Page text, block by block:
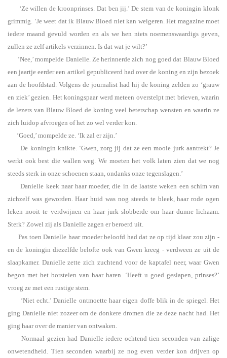
‘Ze willen de kroonprinses. Dat ben jij.’ De stem van de koningin klonk
grimmig. ‘Je weet dat ik Blauw Bloed niet kan weigeren. Het magazine moet
iedere maand gevuld worden en als we hen niets noemenswaardigs geven,
zullen ze zelf artikels verzinnen. Is dat wat je wilt?’
‘Nee,’ mompelde Danielle. Ze herinnerde zich nog goed dat Blauw Bloed
een jaartje eerder een artikel gepubliceerd had over de koning en zijn bezoek
aan de hoofdstad. Volgens de journalist had hij de koning zelden zo ‘grauw
en ziek’ gezien. Het koningspaar werd meteen overstelpt met brieven, waarin
de lezers van Blauw Bloed de koning veel beterschap wensten en waarin ze
zich luidop afvroegen of het zo wel verder kon.
‘Goed,’ mompelde ze. ‘Ik zal er zijn.’
De koningin knikte. ‘Gwen, zorg jij dat ze een mooie jurk aantrekt? Je
werkt ook best die wallen weg. We moeten het volk laten zien dat we nog
steeds sterk in onze schoenen staan, ondanks onze tegenslagen.’
Danielle keek naar haar moeder, die in de laatste weken een schim van
zichzelf was geworden. Haar huid was nog steeds te bleek, haar rode ogen
leken nooit te verdwijnen en haar jurk slobberde om haar dunne lichaam.
Sterk? Zowel zij als Danielle zagen er beroerd uit.
Pas toen Danielle haar moeder beloofd had dat ze op tijd klaar zou zijn -
en de koningin diezelfde belofte ook van Gwen kreeg - verdween ze uit de
slaapkamer. Danielle zette zich zuchtend voor de kaptafel neer, waar Gwen
begon met het borstelen van haar haren. ‘Heeft u goed geslapen, prinses?’
vroeg ze met een rustige stem.
‘Niet echt.’ Danielle ontmoette haar eigen doffe blik in de spiegel. Het
ging Danielle niet zozeer om de donkere dromen die ze deze nacht had. Het
ging haar over de manier van ontwaken.
Normaal gezien had Danielle iedere ochtend tien seconden van zalige
onwetendheid. Tien seconden waarbij ze nog even verder kon drijven op